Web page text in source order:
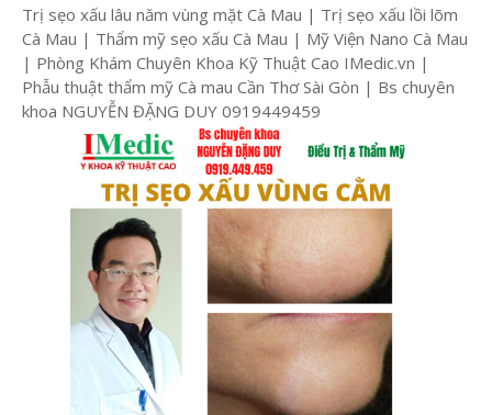
Trị sẹo xấu lâu năm vùng mặt Cà Mau | Trị sẹo xấu lồi lõm
Cà Mau | Thẩm mỹ sẹo xấu Cà Mau | Mỹ Viện Nano Cà Mau
| Phòng Khám Chuyên Khoa Kỹ Thuật Cao IMedic.vn |
Phẫu thuật thẩm mỹ Cà mau Cần Thơ Sài Gòn | Bs chuyên
khoa NGUYỄN ĐẶNG DUY 0919449459